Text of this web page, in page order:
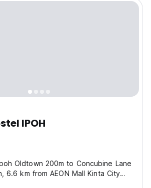
IPOH
Oldtown 200m to Concubine Lane
6.6 km from AEON Mall Kinta City